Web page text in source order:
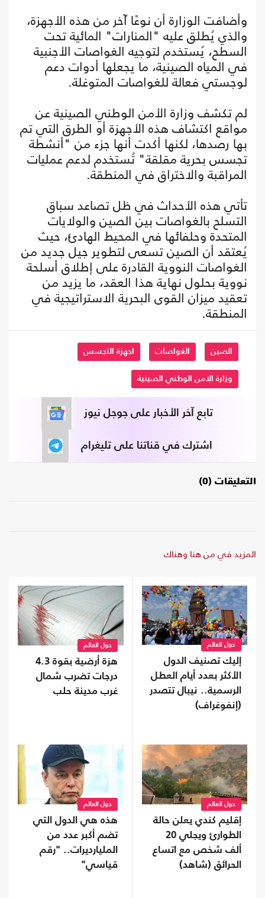
وأضافت الوزارة أن نوعًا آخر من هذه الأجهزة،
والذي يُطلق عليه "المنارات" المائية تحت
السطح، يُستخدم لتوجيه الغواصات الأجنبية
في المياه الصينية، ما يجعلها أدوات دعم
لوجستي فعالة للغواصات المتوغلة.
لم تكشف وزارة الأمن الوطني الصينية عن
مواقع اكتشاف هذه الأجهزة أو الطرق التي تم
بها رصدها، لكنها أكدت أنها جزء من "أنشطة
تجسس بحرية مقلقة" تُستخدم لدعم عمليات
المراقبة والاختراق في المنطقة.
تأتي هذه الأحداث في ظل تصاعد سباق
التسلح بالغواصات بين الصين والولايات
المتحدة وحلفائها في المحيط الهادئ، حيث
يُعتقد أن الصين تسعى لتطوير جيل جديد من
الغواصات النووية القادرة على إطلاق أسلحة
نووية بحلول نهاية هذا العقد، ما يزيد من
تعقيد ميزان القوى البحرية الاستراتيجية في
المنطقة.
الصين الغواصات اجهزة التجسس
وزارة الامن الوطني الصينية
تابع آخر الأخبار على جوجل نيوز
اشترك في قناتنا على تليغرام
التعليقات (0)
المزيد في من هنا وهناك
حول العالم
إليك تصنيف الدول
الأكثر بعدد أيام العطل
الرسمية.. نيبال تتصدر
(إنفوغراف)
حول العالم
هزة أرضية بقوة 4.3
درجات تضرب شمال
غرب مدينة حلب
حول العالم
إقليم كندي يعلن حالة
الطوارئ ويجلي 20
ألف شخص مع اتساع
الحرائق (شاهد)
حول العالم
هذه هي الدول التي
تضم أكبر عدد من
المليارديرات.. "رقم
قياسي"